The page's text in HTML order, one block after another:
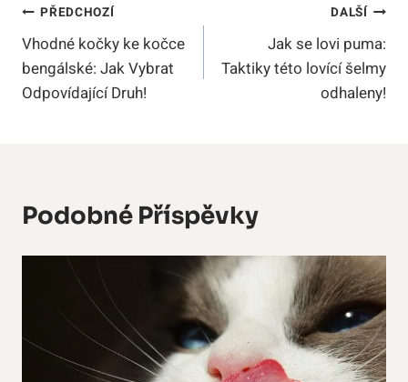
Navigace
Pro
Příspěvek
PŘEDCHOZÍ
Vhodné kočky ke kočce
bengálské: Jak Vybrat
Odpovídající Druh!
DALŠÍ
Jak se lovi puma:
Taktiky této lovící šelmy
odhaleny!
Podobné Příspěvky